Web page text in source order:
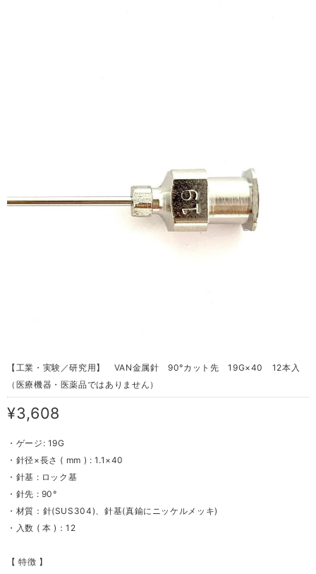
【工業・実験／研究用】 VAN金属針 90°カット先 19G×40 12本入
（医療機器・医薬品ではありません）
¥3,608
・ゲージ: 19G
・針径×長さ ( mm ) : 1.1×40
・針基 : ロック基
・針先 : 90°
・材質：針(SUS304)、針基(真鍮にニッケルメッキ)
・入数 ( 本 )：12
【 特徴 】